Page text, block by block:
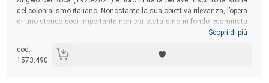
del colonialismo italiano. Nonostante la sua obiettiva rilevanza, l’opera
di uno storico così importante non era stata sino in fondo esaminata
storiograficamente. In questo volume studiose e studiosi di diversa
rileggono le sue pagine e ne fanno emergere risultati conoscitivi,
analisi e spunti di indagine ancora fecondi.
Scopri di più
cod.
1573.490